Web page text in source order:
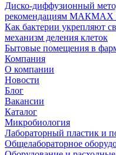
Диско-диффузионный
рекомендациям МАКМАХ
Как бактерии укрепляют
механизм деления клеток
Бытовые помещения в
Компания
О компании
Новости
Блог
Вакансии
Каталог
Микробиология
Лабораторный пластик и
Общелабораторное